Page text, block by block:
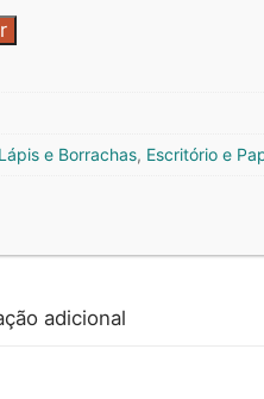
e Borrachas, Escritório e
adicional